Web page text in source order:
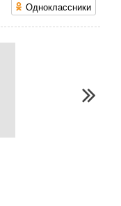
Одноклассники